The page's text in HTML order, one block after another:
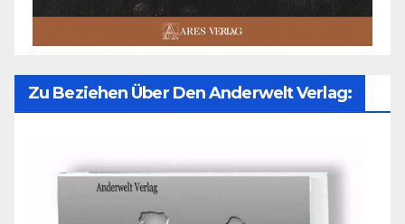
Zu Beziehen Über Den Anderwelt Verlag: